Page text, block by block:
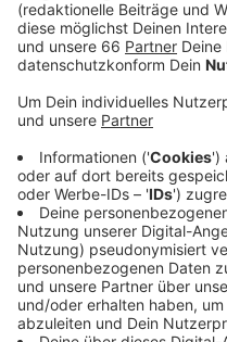
Anzeige
Man stolpert schon über
Angebot. Man kann sich
Leasing. Das bietet sich
Autos nur für einen
braucht, meint
Chefredakteur von
Als Beispiel nennt er
Monate in Deutschland
Auto brauchen. Man